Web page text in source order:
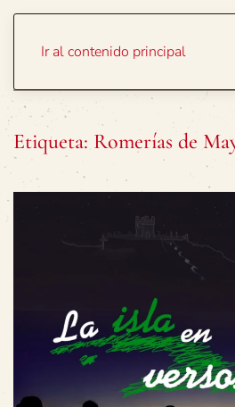
Ir al contenido principal
Etiqueta: Romerías de